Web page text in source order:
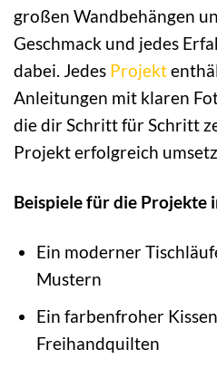
großen Wandbehängen
Geschmack und jedes
dabei. Jedes Projekt
Anleitungen mit klaren
die dir Schritt für Schritt
Projekt erfolgreich
Beispiele für die Projekte
Ein moderner
Mustern
Ein farbenfroher
Freihandquilten